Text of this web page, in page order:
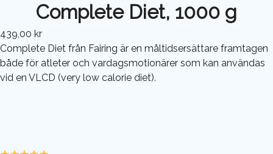
Complete Diet, 1000 g
439,00 kr
Complete Diet från Fairing är en måltidsersättare framtagen
både för atleter och vardagsmotionärer som kan användas
vid en VLCD (very low calorie diet).